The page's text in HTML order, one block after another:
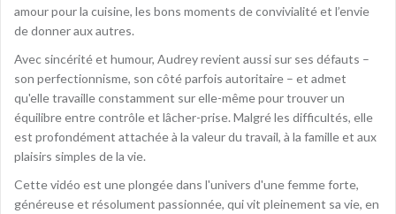
amour pour la cuisine, les bons moments de convivialité et l’envie
de donner aux autres.
Avec sincérité et humour, Audrey revient aussi sur ses défauts –
son perfectionnisme, son côté parfois autoritaire – et admet
qu'elle travaille constamment sur elle-même pour trouver un
équilibre entre contrôle et lâcher-prise. Malgré les difficultés, elle
est profondément attachée à la valeur du travail, à la famille et aux
plaisirs simples de la vie.
Cette vidéo est une plongée dans l'univers d'une femme forte,
généreuse et résolument passionnée, qui vit pleinement sa vie, en